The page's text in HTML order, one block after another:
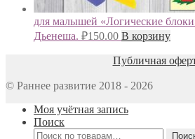
для малышей «Логические
Дьенеша. ₽150.00 В корзину
Публичная
© Раннее развитие 2018 - 2026
Моя учётная запись
Поиск
Искать: